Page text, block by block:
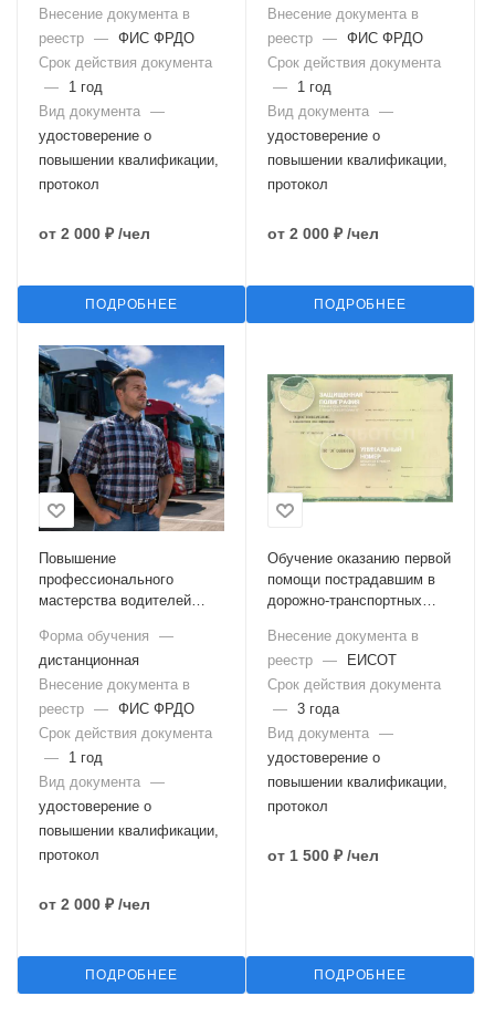
Внесение документа в
реестр — ФИС ФРДО
Срок действия документа
—
1 год
Вид документа —
удостоверение о
повышении квалификации,
протокол
от 2 000 ₽ /чел
ПОДРОБНЕЕ
Внесение документа в
реестр — ФИС ФРДО
Срок действия документа
—
1 год
Вид документа —
удостоверение о
повышении квалификации,
протокол
от 2 000 ₽ /чел
ПОДРОБНЕЕ
Повышение
профессионального
мастерства водителей
Форма обучения
—
дистанционная
Внесение документа в
реестр — ФИС ФРДО
Срок действия документа
—
1 год
Вид документа —
удостоверение о
повышении квалификации,
протокол
от 2 000 ₽ /чел
ПОДРОБНЕЕ
Обучение оказанию первой
помощи пострадавшим в
дорожно-транспортных
водителей транспортных
средств)
Внесение документа в
реестр —
ЕИСОТ
Срок действия документа
— 3 года
Вид документа —
удостоверение о
повышении квалификации,
протокол
от 1 500 ₽ /чел
ПОДРОБНЕЕ